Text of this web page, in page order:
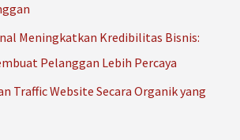
Meningkatkan Kredibilitas Bisnis:
Pelanggan Lebih Percaya
Traffic Website Secara Organik yang